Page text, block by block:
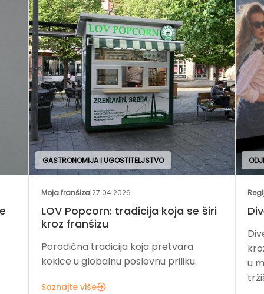
GASTRONOMIJA I UGOSTITELJSTVO
Moja franšiza|27.04.2026
LOV Popcorn: tradicija koja se širi
kroz franšizu
Porodična tradicija koja pretvara
kokice u globalnu poslovnu priliku.
Saznajte više
u